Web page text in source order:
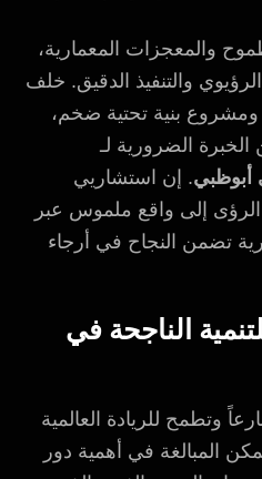
والمعجزات المعمارية،
والتنفيذ الدقيق. خلف
بنية تحتية ضخم،
الضرورية لـ
أبوظبي. إن استشاريي
الرؤى إلى واقع ملموس عبر
تضمن النجاح في أرجاء
الناجحة في
وتطمح للريادة العالمية
المبالغة في أهمية دور